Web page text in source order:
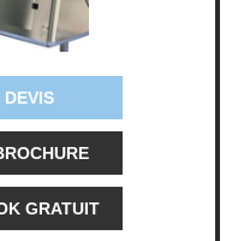
GRATUIT